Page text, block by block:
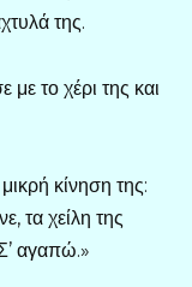
της.
με το χέρι της και
κίνηση της:
τα χείλη της
αγαπώ.»